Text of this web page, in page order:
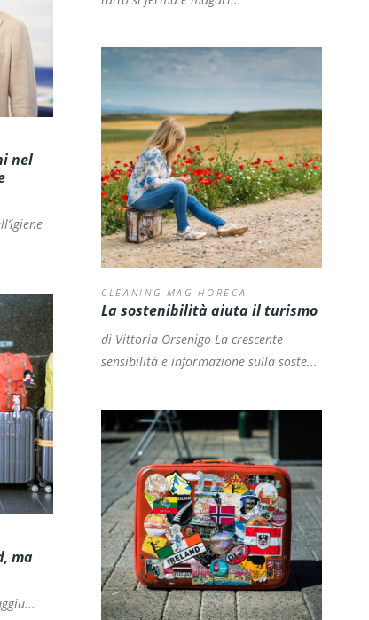
nel
CLEANING MAG HORECA
La sostenibilità aiuta il turismo
di Vittoria Orsenigo La crescente
sensibilità e informazione sulla soste...
ma